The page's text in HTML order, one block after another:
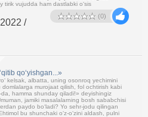
tirik vujudda ham dastlabki o‘sis
(0)
/
qo‘yishgan...»
kelsak, albatta, uning osonroq yechimini
domlalarga murojaat qilish, fol ochtirish kabi
da, hamma shunday qiladi!» deyishingiz
jamiki masalalarning bosh sababchisi
paydo bo‘ladi? Yo sehr-jodu qilingan
bu shunchaki o‘z-o‘zini aldash, pulni